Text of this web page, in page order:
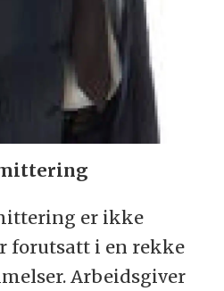
er ikke
forutsatt i en rekke
Arbeidsgiver